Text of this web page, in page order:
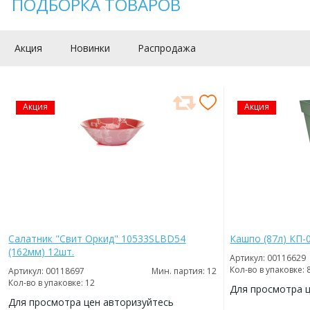
ПОДБОРКА ТОВАРОВ
Акция Новинки Распродажа
Акция
Салатник "Свит Оркид" 10533SLBD54
(162мм) 12шт.
Артикул: 00118697
Мин. партия: 12
Кол-во в упаковке: 12
Для просмотра цен авторизуйтесь
Акция
Кашпо (87л) КП-
Артикул: 00116629
Кол-во в упаковке:
Для просмотра